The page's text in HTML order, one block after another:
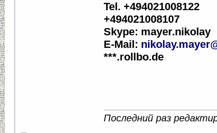
Tel. +494021008122
+494021008107
Skype: mayer.nikolay
E-Mail:
***.rollbo.de
Последний раз